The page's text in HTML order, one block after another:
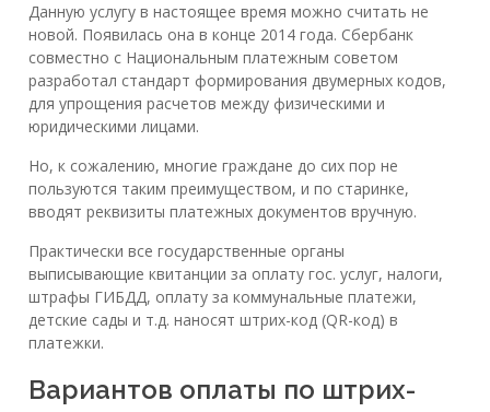
Данную услугу в настоящее время можно считать не
новой. Появилась она в конце 2014 года. Сбербанк
совместно с Национальным платежным советом
разработал стандарт формирования двумерных кодов,
для упрощения расчетов между физическими и
юридическими лицами.
Но, к сожалению, многие граждане до сих пор не
пользуются таким преимуществом, и по старинке,
вводят реквизиты платежных документов вручную.
Практически все государственные органы
выписывающие квитанции за оплату гос. услуг, налоги,
штрафы ГИБДД, оплату за коммунальные платежи,
детские сады и т.д. наносят штрих-код (QR-код) в
платежки.
Вариантов оплаты по штрих-